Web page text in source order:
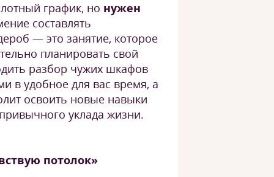
график, но нужен
составлять
— это занятие, которое
планировать свой
разбор чужих шкафов
в удобное для вас время, а
освоить новые навыки
уклада жизни.
потолок»